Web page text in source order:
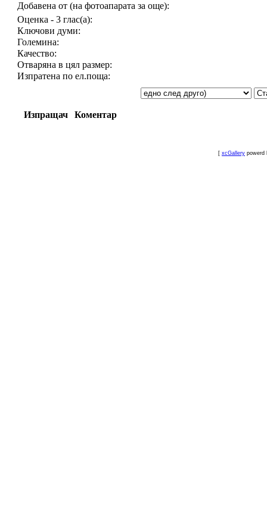
Добавена от (на фотоапарата за още):
Оценка - 3 глас(а):
Ключови думи:
Големина:
Качество:
Отваряна в цял размер:
Изпратена по ел.поща:
Изпращач Коментар
[ xcGallery